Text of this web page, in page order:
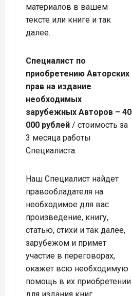
материалов в вашем
тексте или книге и так
далее.
Специалист по
приобретению Авторских
прав на издание
необходимых
зарубежных Авторов – 40
000 рублей / стоимость за
3 месяца работы
Специалиста.
Наш Специалист найдет
правообладателя на
необходимое для вас
произведение, книгу,
статью, стихи и так далее,
зарубежом и примет
участие в переговорах,
окажет всю необходимую
помощь в их приобретении